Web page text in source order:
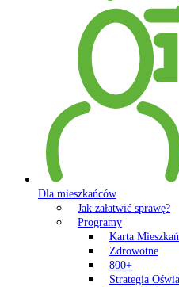
Dla mieszkańców
Jak załatwić sprawę?
Programy
Karta
Zdrowotne
800+
Strategia